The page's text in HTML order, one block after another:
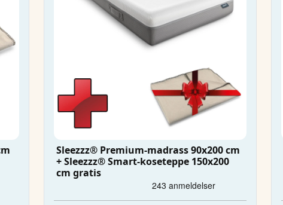
Sleezzz® Premium-madrass 90x200 cm
+ Sleezzz® Smart-koseteppe 150x200
cm gratis